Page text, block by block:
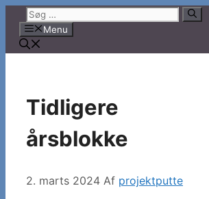
indhold
Søg
efter:Menu
Tidligere
årsblokke
2. marts 2024 Af projektputte